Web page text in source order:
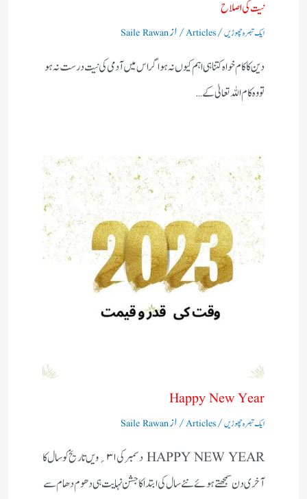
نیت کی اصلاح
ایک تبصرہ چھوڑیں/
Articles/ ازSaile Rawan
دین کا کام خواہ کتنا ہی اہم کیوں نہ ہو اگر اس میں آدمی کی نیت درست نہ ہو
تو وہ کام اللہ تعالیٰ کے…
Happy New Year
ایک تبصرہ چھوڑیں/
Articles/ ازSaile Rawan
HAPPY NEW YEAR دسمبر کی۱ ۳؍ویں تاریخ کو سال کا
آخری دن سمجھتے ہوئے نئے سال کی ابتداکا جشن نہایت ہی دھوم دھام سے